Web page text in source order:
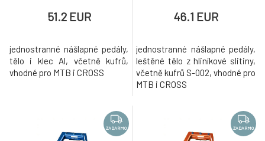
51.2 EUR
jednostranné nášlapné pedály,
tělo i klec Al, včetně kufrů,
vhodné pro MTB i CROSS
46.1 EUR
jednostranné nášlapné pedály,
leštěné tělo z hliníkové slitiny,
včetně kufrů S-002, vhodné pro
MTB i CROSS
ZADARMO ZADARMO